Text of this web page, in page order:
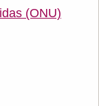
(ONU)